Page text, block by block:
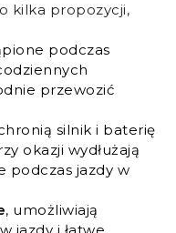
kilka propozycji,
podczas
przewozić
silnik i baterię
okazji wydłużają
podczas jazdy w
, umożliwiają